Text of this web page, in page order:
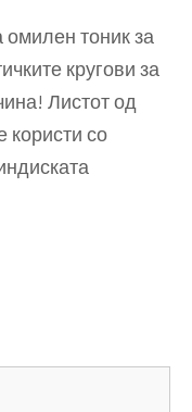
лист
од
малина
е
омилен тоник за
кругови за
Листот од
користи со